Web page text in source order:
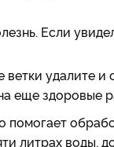
Если
ветки удалите
еще здоровые
помогает
литрах воды,